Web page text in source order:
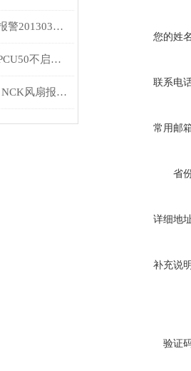
西门子828D数控系统报警201303原因分析
西门子840D电脑主机PCU50不启动维修
西门子840D故障2120 NCK风扇报警分析
您的姓
联系电
常用邮
省
详细地
补充说
验证